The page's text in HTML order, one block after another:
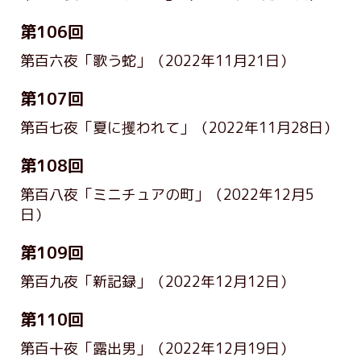
第106回
第百六夜「歌う蛇」 （2022年11月21日）
第107回
第百七夜「夏に攫われて」 （2022年11月28日）
第108回
第百八夜「ミニチュアの町」
（2022年12月5
日）
第109回
第百九夜「新記録」 （2022年12月12日）
第110回
第百十夜「露出男」 （2022年12月19日）